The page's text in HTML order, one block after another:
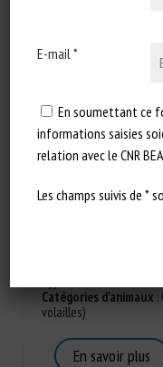
Exploring
review of grey
Siyu Ru, Daniel
Catégories d'animaux :
volailles)
En savoir plus
E-mail *
En soumettant ce
informations saisies
relation avec le CNR
Les champs suivis de *